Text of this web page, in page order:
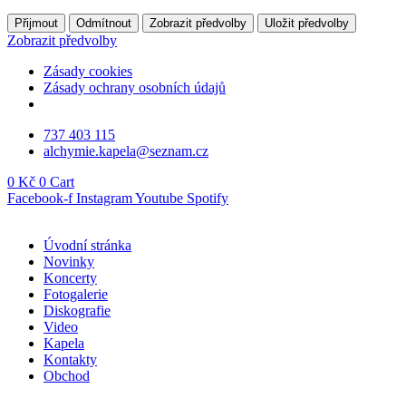
Přijmout Odmítnout Zobrazit předvolby Uložit předvolby
Zobrazit předvolby
Zásady cookies
Zásady ochrany osobních údajů
Přejít
737 403 115
alchymie.kapela@seznam.cz
0 Kč 0 Cart
Facebook-f InstagramYoutube Spotify
Úvodní stránka
Novinky
Koncerty
Fotogalerie
Diskografie
Video
Kapela
Kontakty
Obchod